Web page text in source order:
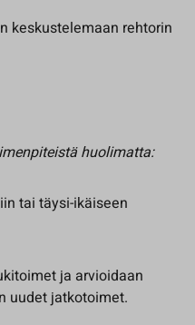
keskustelemaan rehtorin
huolimatta:
tai täysi-ikäiseen
ja arvioidaan
uudet jatkotoimet.